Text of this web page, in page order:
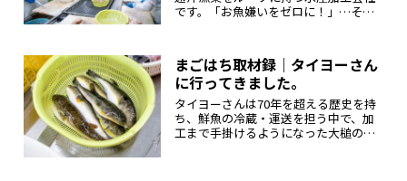
です。「お魚嫌いをゼロに！」…そし
を引き出す知恵と、大槌の家庭の味を
大切にした多彩な商品を生み出してい
ま...
まごはち取材録｜タイヨーさん
に行ってきました。
タイヨーさんは70年を超える歴史を持
ち、鮮魚の冷蔵・運送を担う中で、加
工まで手掛けるようになった大槌の水